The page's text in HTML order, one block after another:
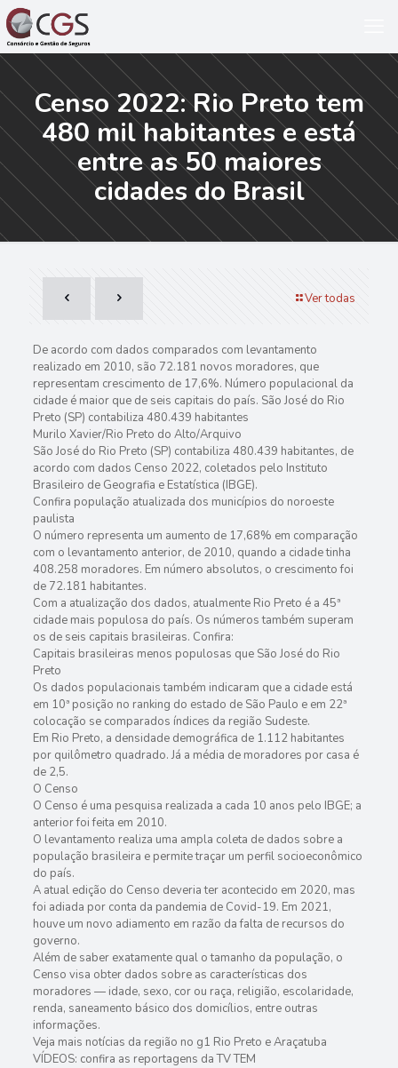
Censo 2022: Rio Preto tem
480 mil habitantes e está
entre as 50 maiores
cidades do Brasil
Ver todas
De acordo com dados comparados com levantamento
realizado em 2010, são 72.181 novos moradores, que
representam crescimento de 17,6%. Número populacional da
cidade é maior que de seis capitais do país. São José do Rio
Preto (SP) contabiliza 480.439 habitantes
Murilo Xavier/Rio Preto do Alto/Arquivo
São José do Rio Preto (SP) contabiliza 480.439 habitantes, de
acordo com dados Censo 2022, coletados pelo Instituto
Brasileiro de Geografia e Estatística (IBGE).
Confira população atualizada dos municípios do noroeste
paulista
O número representa um aumento de 17,68% em comparação
com o levantamento anterior, de 2010, quando a cidade tinha
408.258 moradores. Em número absolutos, o crescimento foi
de 72.181 habitantes.
Com a atualização dos dados, atualmente Rio Preto é a 45ª
cidade mais populosa do país. Os números também superam
os de seis capitais brasileiras. Confira:
Capitais brasileiras menos populosas que São José do Rio
Preto
Os dados populacionais também indicaram que a cidade está
em 10ª posição no ranking do estado de São Paulo e em 22ª
colocação se comparados índices da região Sudeste.
Em Rio Preto, a densidade demográfica de 1.112 habitantes
por quilômetro quadrado. Já a média de moradores por casa é
de 2,5.
O Censo
O Censo é uma pesquisa realizada a cada 10 anos pelo IBGE; a
anterior foi feita em 2010.
O levantamento realiza uma ampla coleta de dados sobre a
população brasileira e permite traçar um perfil socioeconômico
do país.
A atual edição do Censo deveria ter acontecido em 2020, mas
foi adiada por conta da pandemia de Covid-19. Em 2021,
houve um novo adiamento em razão da falta de recursos do
governo.
Além de saber exatamente qual o tamanho da população, o
Censo visa obter dados sobre as características dos
moradores — idade, sexo, cor ou raça, religião, escolaridade,
renda, saneamento básico dos domicílios, entre outras
informações.
Veja mais notícias da região no g1 Rio Preto e Araçatuba
VÍDEOS: confira as reportagens da TV TEM